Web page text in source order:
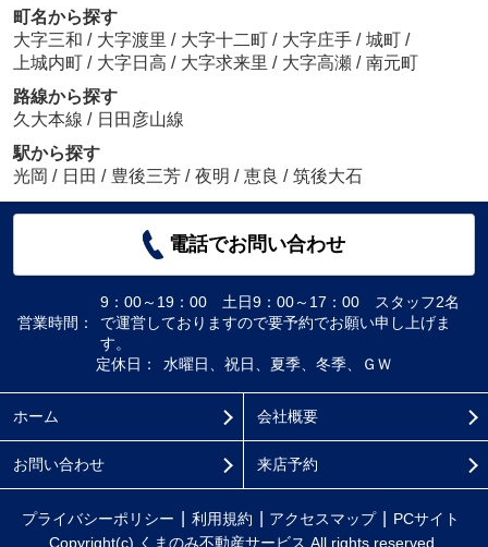
町名から探す
大字三和 / 大字渡里 / 大字十二町 / 大字庄手 / 城町 /
上城内町 / 大字日高 / 大字求来里 / 大字高瀬 / 南元町
路線から探す
久大本線 / 日田彦山線
駅から探す
光岡 / 日田 / 豊後三芳 / 夜明 / 恵良 / 筑後大石
電話でお問い合わせ
営業時間：
9：00～19：00 土日9：00～17：00 スタッフ2名
で運営しておりますので要予約でお願い申し上げま
す。
定休日：
水曜日、祝日、夏季、冬季、ＧＷ
ホーム 会社概要
お問い合わせ 来店予約
プライバシーポリシー 利用規約 アクセスマップ
PCサイト
Copyright(c) くまのみ不動産サービス All rights reserved.